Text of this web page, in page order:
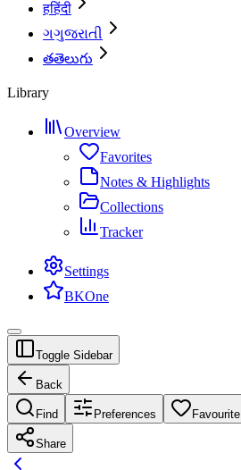
हहिंदी
ગગુજરાતી
తతెలుగు
Library
Overview
Favorites
Notes & Highlights
Collections
Tracker
Settings
BKOne
Toggle Sidebar
Back
Find Preferences Favourite
Share